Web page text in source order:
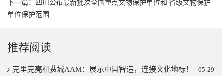
下一篇：四川公布最新批次全国重点文物保护单位和 省级文物保护
单位保护范围
推荐阅读
克里克亮相费城AAM：展示中国智造，连接文化地标！ 05-29